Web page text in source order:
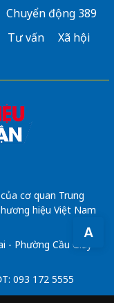
A
Chuyển động 389
Tư vấn
Xã hội
cơ quan Trung
hiệu Việt Nam
Phường Cầu Giấy -
093 172 5555